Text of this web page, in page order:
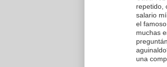
repetido,
salario
el
muchas
una